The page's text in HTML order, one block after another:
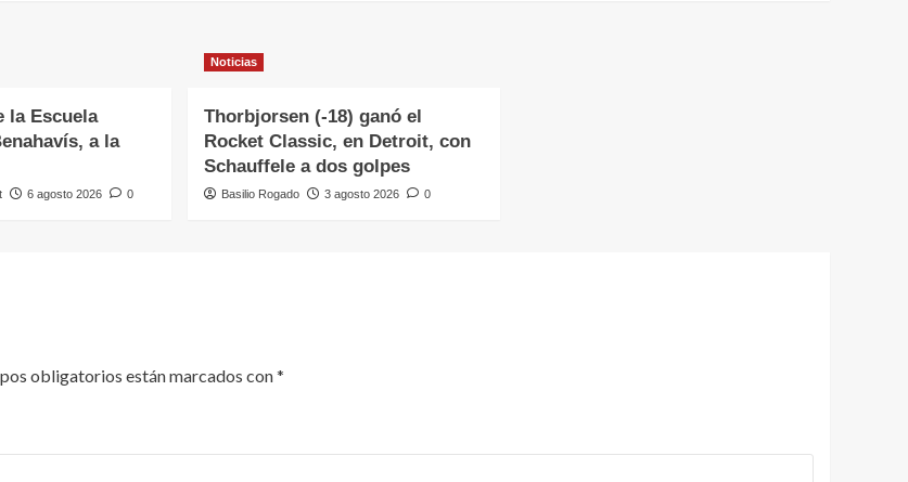
la Escuela
a la
6 agosto 2026 0
Noticias
Thorbjorsen (-18) ganó el
Rocket Classic, en Detroit, con
Schauffele a dos golpes
Basilio Rogado 3 agosto 2026 0
obligatorios están marcados con*